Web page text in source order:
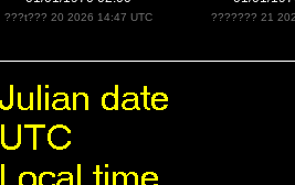
???t??? 20 2026 14:47 UTC ??????? 21